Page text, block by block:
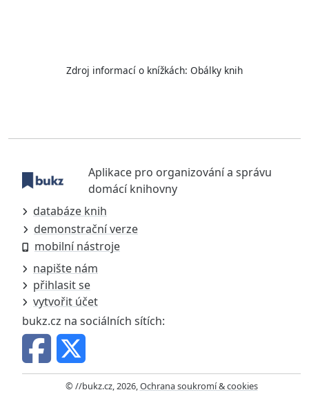
Zdroj informací o knížkách: Obálky knih
Aplikace pro organizování a správu
domácí knihovny
databáze knih
demonstrační verze
mobilní nástroje
napište nám
přihlasit se
vytvořit účet
bukz.cz na sociálních sítích:
© //bukz.cz, 2026,Ochrana soukromí & cookies